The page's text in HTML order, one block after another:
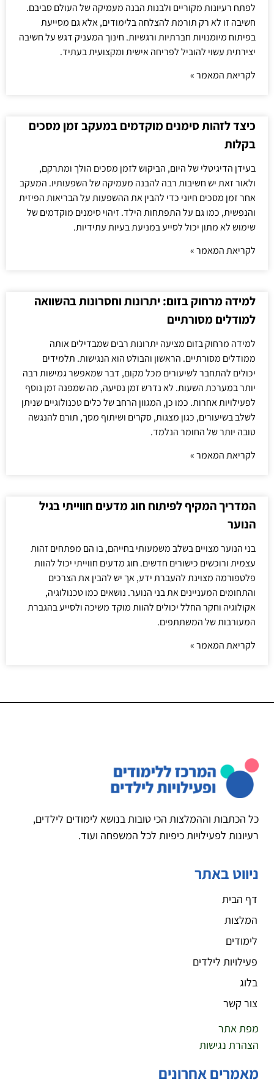
לפתח רעיונות מקוריים ולבנות הבנה מעמיקה של העולם סביבם.
חשיבה זו לא רק תורמת להצלחה בלימודים, אלא גם מסייעת
בפיתוח מיומנויות חברתיות ורגשיות. חינוך המעניק דגש על חשיבה
יצירתית עשוי להוביל לפריחה אישית ומקצועית בעתיד.
לקריאת המאמר »
כיצד לזהות סימנים מוקדמים במעקב זמן מסכים
בקלות
בעידן הדיגיטלי של היום, הביקוש לזמן מסכים הולך ומתרקם,
ולאור זאת יש חשיבות רבה להבנה מעמיקה של השפעותיו. המעקב
אחר זמן מסכים חיוני כדי להבין את ההשפעות על הבריאות הפיזית
והנפשית, כמו גם על התפתחות הילד. זיהוי סימנים מוקדמים של
שימוש לא מתון יכול לסייע במניעת בעיות עתידיות.
לקריאת המאמר »
למידה מרחוק בזום: יתרונות וחסרונות בהשוואה
למודלים מסורתיים
למידה מרחוק בזום מציעה יתרונות רבים שמבדילים אותה
ממודלים מסורתיים. הראשון והבולט הוא הנגישות. תלמידים
יכולים להתחבר לשיעורים מכל מקום, דבר שמאפשר גמישות רבה
יותר במערכת השעות. לא נדרש זמן נסיעה, מה שמפנה זמן נוסף
לפעילויות אחרות. כמו כן, המגוון הרחב של כלים טכנולוגיים שניתן
לשלב בשיעורים, כגון מצגות, סקרים ושיתוף מסך, תורם להנגשה
טובה יותר של החומר הנלמד.
לקריאת המאמר »
המדריך המקיף לפיתוח חוג מדעים חווייתי בגיל
הנוער
בני הנוער מצויים בשלב משמעותי בחייהם, בו הם מפתחים זהות
עצמית ורוכשים כישורים חדשים. חוג מדעים חווייתי יכול להוות
פלטפורמה מצוינת להעברת ידע, אך יש להבין את הצרכים
והתחומים המעניינים את בני הנוער. נושאים כמו טכנולוגיה,
אקולוגיה וחקר החלל יכולים להוות מוקד משיכה ולסייע בהגברת
המעורבות של המשתתפים.
לקריאת המאמר »
כל הכתבות וההמלצות הכי טובות בנושא לימודים לילדים,
רעיונות לפעילויות כיפיות לכל המשפחה ועוד.
ניווט באתר
דף הבית
המלצות
לימודים
פעילויות לילדים
בלוג
צור קשר
מפת אתר
הצהרת נגישות
מאמרים אחרונים